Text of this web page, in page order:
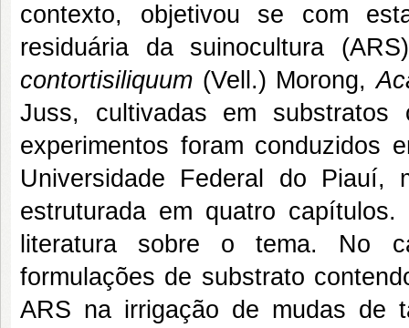
contexto, objetivou se com
residuária da suinocultura
contortisiliquum (Vell.) Morong,
Juss, cultivadas em substratos
experimentos foram conduzidos
Universidade Federal do Piauí,
estruturada em quatro
literatura sobre o tema. No
formulações de substrato
ARS na irrigação de mudas de